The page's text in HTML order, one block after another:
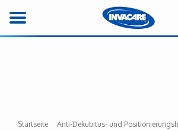
Startseite Anti-Dekubitus- und